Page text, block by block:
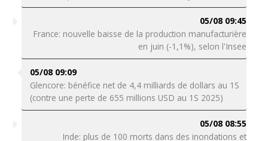
05/08 09:45
France: nouvelle baisse de la production manufacturière
en juin (-1,1%), selon l'Insee
05/08 09:09
Glencore: bénéfice net de 4,4 milliards de dollars au 1S
(contre une perte de 655 millions USD au 1S 2025)
05/08 08:55
Inde: plus de 100 morts dans des inondations et